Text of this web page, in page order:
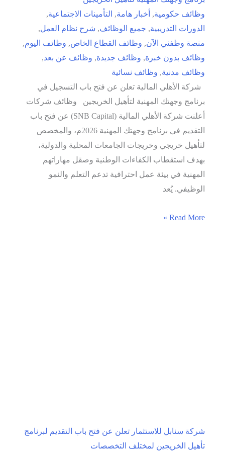
وظائف حكومية, أخبار هامة, التأمينات الاجتماعية,
الدورات التدريبية, جميع الوظائف, شرح نظام العمل,
منصة وظفني الآن, وظائف القطاع الخاص, وظائف اليوم,
وظائف بدون خبرة, وظائف جديدة, وظائف عن بعد,
وظائف مدنية, وظائف نسائية
شركة الأهلي المالية تعلن عن فتح باب التسجيل في
برنامج وجهتك المهنية لتأهيل الخريجين وظائف شركات
أعلنت شركة الأهلي المالية (SNB Capital) عن فتح باب
التقديم في برنامج وجهتك المهنية 2026م، والمخصص
لتأهيل خريجي وخريجات الجامعات المحلية والدولية،
بهدف استقطاب الكفاءات الوطنية وصقل مهاراتهم
المهنية في بيئة عمل احترافية تدعم التعلم والنمو
الوظيفي. يُعد
شركة
Read More »
شركة سنابل للاستثمار تعلن عن فتح باب التقديم لبرنامج
تأهيل الخريجين لمختلف التخصصات